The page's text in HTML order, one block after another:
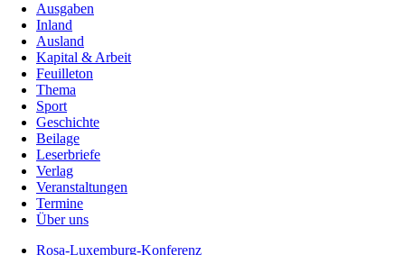
Ausgaben
Inland
Ausland
Kapital & Arbeit
Feuilleton
Thema
Sport
Geschichte
Beilage
Leserbriefe
Verlag
Veranstaltungen
Termine
Über uns
Rosa-Luxemburg-Konferenz